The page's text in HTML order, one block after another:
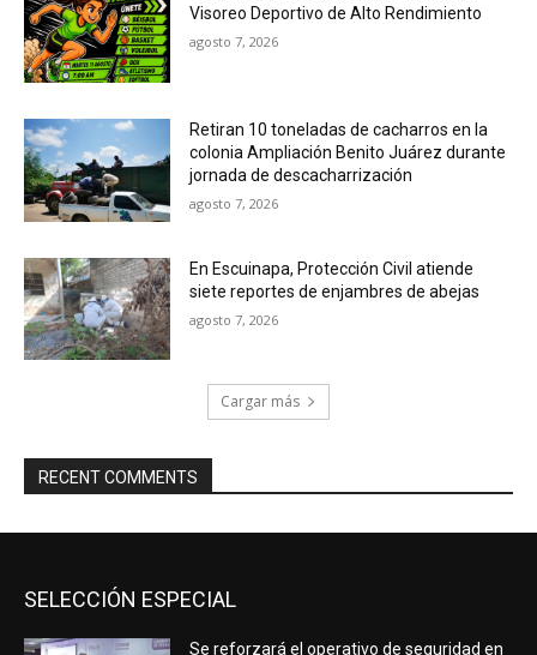
Visoreo Deportivo de Alto Rendimiento
agosto 7, 2026
Retiran 10 toneladas de cacharros en la
colonia Ampliación Benito Juárez durante
jornada de descacharrización
agosto 7, 2026
En Escuinapa, Protección Civil atiende
siete reportes de enjambres de abejas
agosto 7, 2026
Cargar más
RECENT COMMENTS
SELECCIÓN ESPECIAL
Se reforzará el operativo de seguridad en